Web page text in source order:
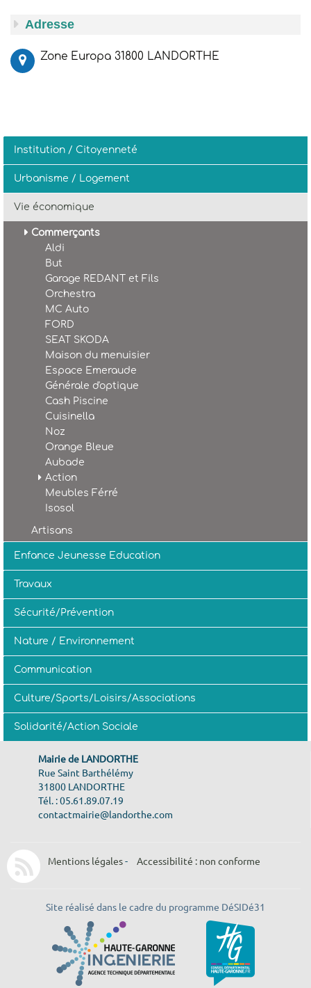
Adresse
Zone Europa 31800 LANDORTHE
Institution / Citoyenneté
Urbanisme / Logement
Vie économique
Commerçants
Aldi
But
Garage REDANT et Fils
Orchestra
MC Auto
FORD
SEAT SKODA
Maison du menuisier
Espace Emeraude
Générale d'optique
Cash Piscine
Cuisinella
Noz
Orange Bleue
Aubade
Action
Meubles Férré
Isosol
Artisans
Enfance Jeunesse Education
Travaux
Sécurité/Prévention
Nature / Environnement
Communication
Culture/Sports/Loisirs/Associations
Solidarité/Action Sociale
Mairie de LANDORTHE
Rue Saint Barthélémy
31800 LANDORTHE
Tél. : 05.61.89.07.19
contactmairie@landorthe.com
Mentions légales- Accessibilité : non conforme
Site réalisé dans le cadre du programme DéSIDé31